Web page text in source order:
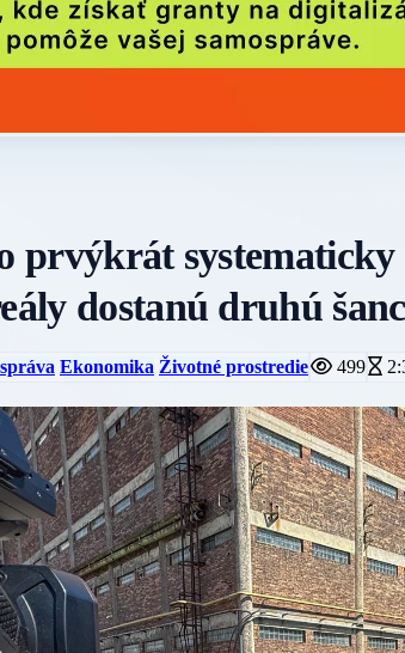
prvýkrát
dostanú druhú
Ekonomika Životné prostredie 499